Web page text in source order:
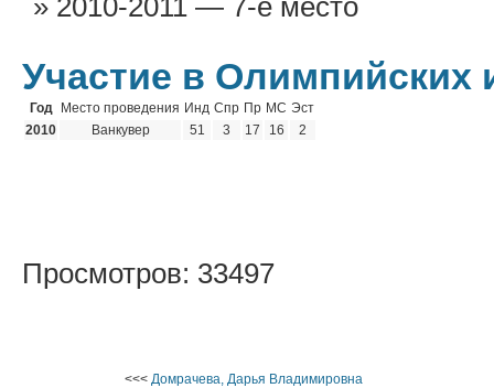
2010-2011 — 7-е место
Участие в Олимпийских
Год Место проведения Инд Спр Пр МС Эст
2010
Ванкувер 51 3 17 16 2
Просмотров: 33497
<<< Домрачева, Дарья Владимировна